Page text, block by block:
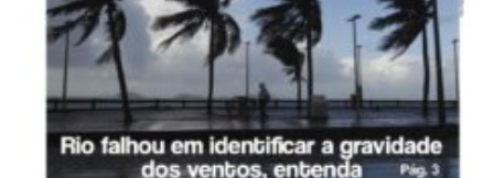
Ano X – Número 366 01 A 07 De Agosto De
2026